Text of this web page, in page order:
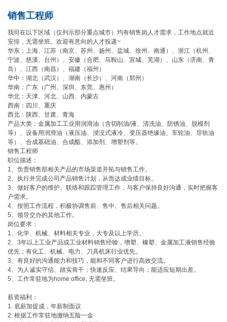
销售工程师
我司在以下区域（仅列示部分重点城市）均有销售岗人才需求，工作地点就近
安排，无需坐班。欢迎有意向的人才投递~
华东：上海、江苏（南京、苏州、扬州、盐城、徐州、南通）、浙江（杭州、
宁波、慈溪、台州）、安徽（合肥、马鞍山、宣城、芜湖）、山东（济南、青
岛）、江西（南昌）、福建（福州）
华中：湖北（武汉）、湖南（长沙）、河南（郑州）
华南：广东（广州、深圳、东莞、惠州）
华北：天津、河北、山西、内蒙古
西南：四川、重庆
西北：陕西、甘肃、青海
产品大类：金属加工工业用润滑油（含切削油/液、清洗油、防锈油、脱模剂
等）、设备用润滑油（液压油、浸没式液冷、变压器绝缘油、车轮油、导轨油
等）、合成基础油、合成酯、添加剂、增塑剂等。
销售工程师
职位描述：
1、负责销售部相关产品的市场渠道开拓与销售工作。
2、执行并完成公司产品销售计划，从而达成业绩目标。
3、做好客户的维护、联络和跟踪管理工作，与客户保持良好沟通，实时把握客
户需求。
4、按照工作流程，积极协调售前、售中、售后相关问题。
5、领导交办的其他工作。
岗位要求：
1、化学、机械、材料相关专业，大专及以上学历。
2、3年以上工业产品或工业材料销售经验，增塑、橡塑、金属加工液销售经验
优先；有化工、机械、电力、刀具机床行业优先。
3、有良好的沟通能力和技巧，能和不同客户进行高效交流。
4、为人诚实守信、踏实肯干；快速反应、结果导向；能适应短期出差。
5、工作常驻地为home office, 无需坐班。
薪资福利：
1. 底薪加提成，年薪制面议
2. 根据工作常驻地缴纳五险一金